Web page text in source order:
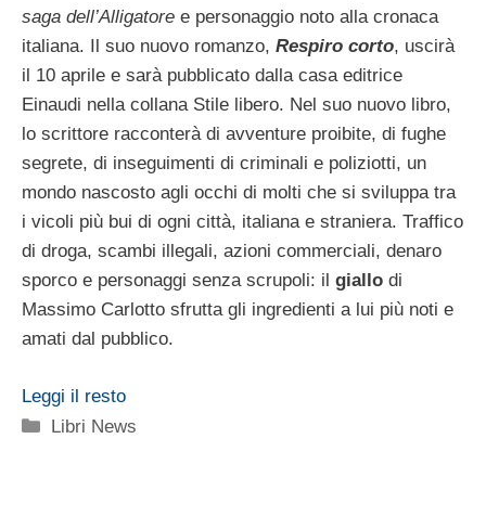
saga dell’Alligatore e personaggio noto alla cronaca
italiana. Il suo nuovo romanzo, Respiro corto, uscirà
il 10 aprile e sarà pubblicato dalla casa editrice
Einaudi nella collana Stile libero. Nel suo nuovo libro,
lo scrittore racconterà di avventure proibite, di fughe
segrete, di inseguimenti di criminali e poliziotti, un
mondo nascosto agli occhi di molti che si sviluppa tra
i vicoli più bui di ogni città, italiana e straniera. Traffico
di droga, scambi illegali, azioni commerciali, denaro
sporco e personaggi senza scrupoli: il giallo di
Massimo Carlotto sfrutta gli ingredienti a lui più noti e
amati dal pubblico.
Leggi il resto
Categorie
Libri News